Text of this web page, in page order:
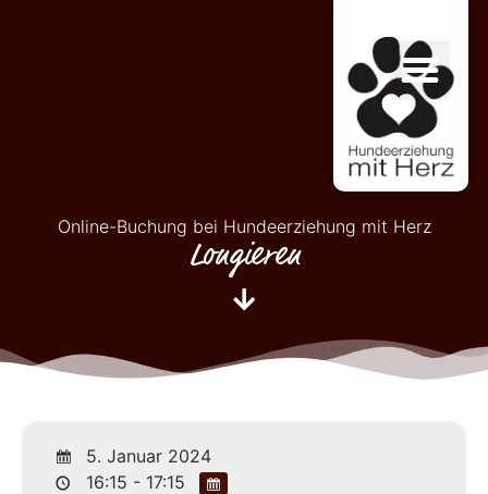
Online-Buchung bei Hundeerziehung mit Herz
Longieren
5. Januar 2024
16:15 - 17:15